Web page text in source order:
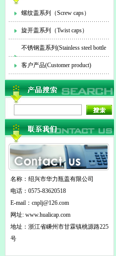
螺纹盖系列（Screw caps）
旋开盖系列（Twist caps）
不锈钢盖系列(Stainless steel bottle
cap)
客户产品(Customer product)
名称：绍兴市华力瓶盖有限公司
电话：0575-83620518
E-mail： cnplj@126.com
网址: www.hualicap.com
地址：浙江省嵊州市甘霖镇桃源路225
号